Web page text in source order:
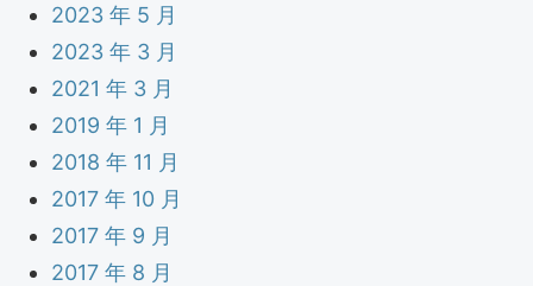
2023 年 5 月
2023 年 3 月
2021 年 3 月
2019 年 1 月
2018 年 11 月
2017 年 10 月
2017 年 9 月
2017 年 8 月